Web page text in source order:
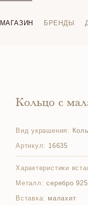
МАГАЗИН БРЕНДЫ
Кольцо с
Вид украшения:
Артикул: 16635
Характеристики
Металл: серебро 925
Вставка: малахит